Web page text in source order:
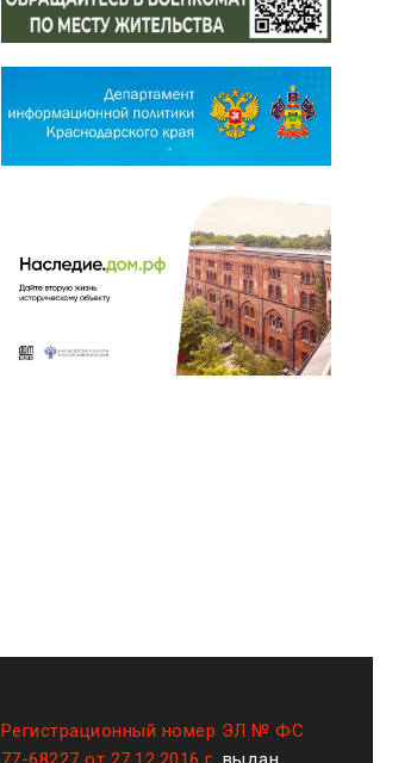
Регистрационный номер ЭЛ № ФС